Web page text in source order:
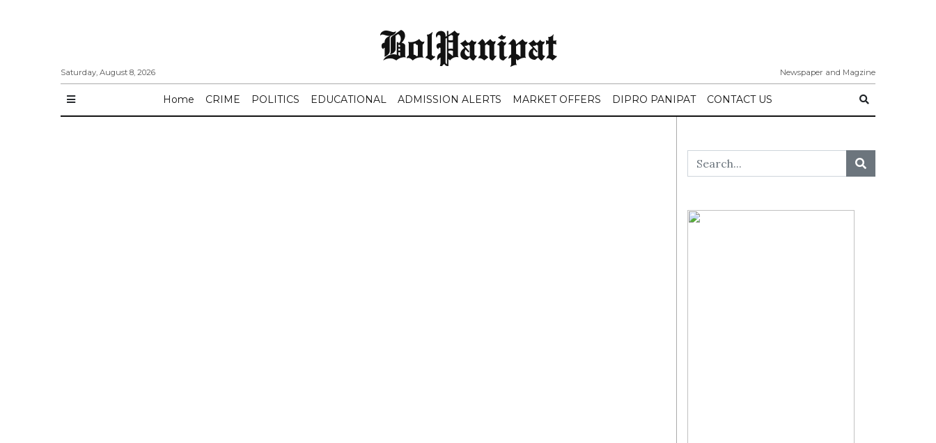
Saturday, August 8, 2026
BolPanipat
Newspaper and Magzine
Home CRIME POLITICS EDUCATIONAL ADMISSION ALERTS MARKET OFFERS DIPRO PANIPAT CONTACT US